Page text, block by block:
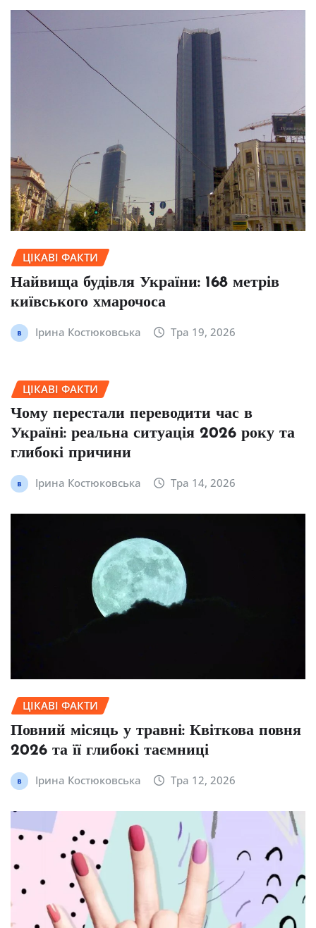
ЦІКАВІ ФАКТИ
Найвища будівля України: 168 метрів
київського хмарочоса
Ірина Костюковська Тра 19, 2026
ЦІКАВІ ФАКТИ
Чому перестали переводити час в
Україні: реальна ситуація 2026 року та
глибокі причини
Ірина Костюковська Тра 14, 2026
ЦІКАВІ ФАКТИ
Повний місяць у травні: Квіткова повня
2026 та її глибокі таємниці
Ірина Костюковська Тра 12, 2026